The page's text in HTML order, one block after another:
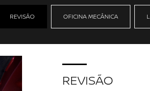
REVISÃO OFICINA MECÂNICA
REVISÃO